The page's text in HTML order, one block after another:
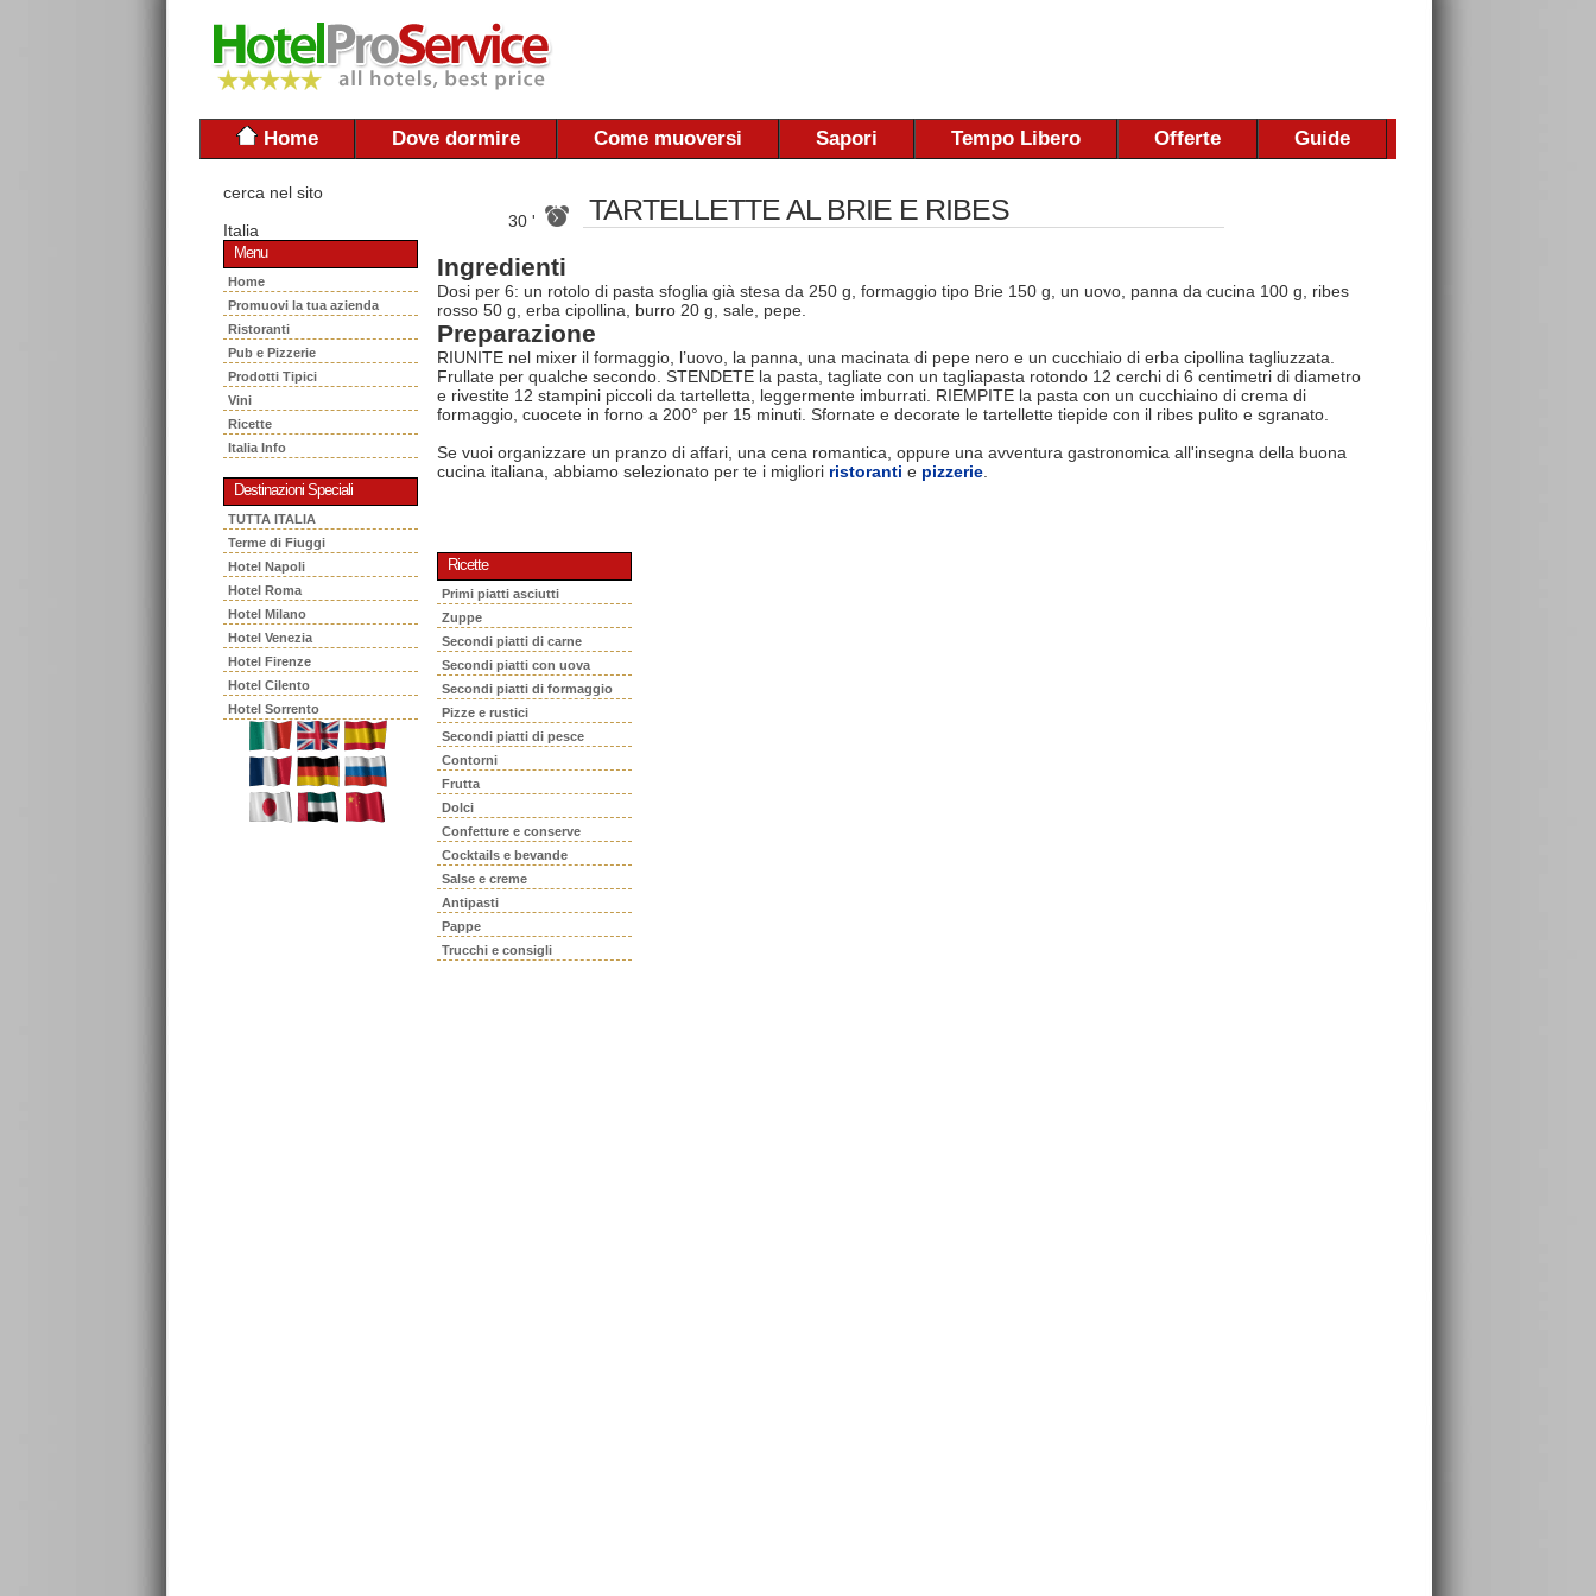
Home Dove dormire Come muoversi Sapori Tempo Libero Offerte Guide
cerca nel sito
Italia
Menu
Home
Promuovi la tua azienda
Ristoranti
Pub e Pizzerie
Prodotti Tipici
Vini
Ricette
Italia Info
Destinazioni Speciali
TUTTA ITALIA
Terme di Fiuggi
Hotel Napoli
Hotel Roma
Hotel Milano
Hotel Venezia
Hotel Firenze
Hotel Cilento
Hotel Sorrento
30 ' TARTELLETTE AL BRIE E RIBES
Ingredienti
Dosi per 6: un rotolo di pasta sfoglia già stesa da 250 g, formaggio tipo Brie 150 g, un uovo, panna da cucina 100 g, ribes
rosso 50 g, erba cipollina, burro 20 g, sale, pepe.
Preparazione
RIUNITE nel mixer il formaggio, l’uovo, la panna, una macinata di pepe nero e un cucchiaio di erba cipollina tagliuzzata.
Frullate per qualche secondo. STENDETE la pasta, tagliate con un tagliapasta rotondo 12 cerchi di 6 centimetri di diametro
e rivestite 12 stampini piccoli da tartelletta, leggermente imburrati. RIEMPITE la pasta con un cucchiaino di crema di
formaggio, cuocete in forno a 200° per 15 minuti. Sfornate e decorate le tartellette tiepide con il ribes pulito e sgranato.
Se vuoi organizzare un pranzo di affari, una cena romantica, oppure una avventura gastronomica all'insegna della buona
cucina italiana, abbiamo selezionato per te i migliori ristoranti e pizzerie
Ricette
Primi piatti asciutti
Zuppe
Secondi piatti di carne
Secondi piatti con uova
Secondi piatti di formaggio
Pizze e rustici
Secondi piatti di pesce
Contorni
Frutta
Dolci
Confetture e conserve
Cocktails e bevande
Salse e creme
Antipasti
Pappe
Trucchi e consigli